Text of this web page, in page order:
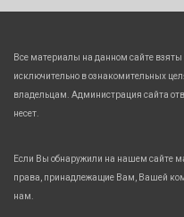
Все материалы на данном сайте
исключительно в ознакомительных
владельцам. Администрация сайта
несет.
Если Вы обнаружили на нашем сайте
права, принадлежащие Вам, Вашей
нам.